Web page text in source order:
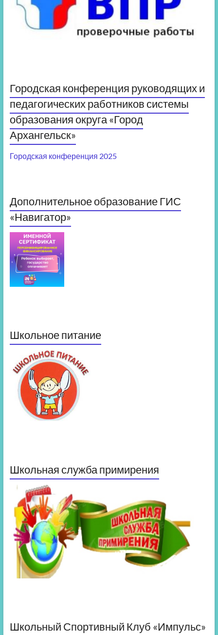
Городская конференция руководящих и
педагогических работников системы
образования округа «Город
Архангельск»
Городская конференция 2025
Дополнительное образование ГИС
«Навигатор»
Школьное питание
Школьная служба примирения
Школьный Спортивный Клуб «Импульс»